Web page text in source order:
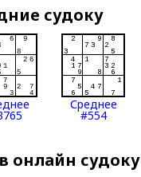
судоку
Среднее
#554
онлайн судоку